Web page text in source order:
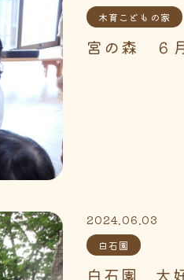
木育こどもの家
宮の森 ６
2024.06.03
白石園
白石園 大